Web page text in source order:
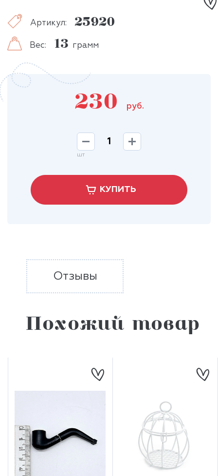
Артикул: 25920
Вес: 13 грамм
230 руб.
шт
КУПИТЬ
Отзывы
Похожий товар